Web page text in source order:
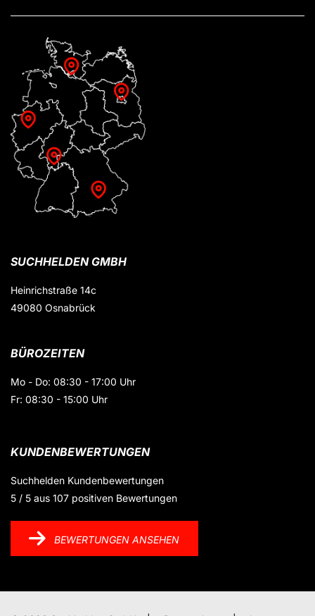
SUCHHELDEN GMBH
Heinrichstraße 14c
49080 Osnabrück
BÜROZEITEN
Mo - Do: 08:30 - 17:00 Uhr
Fr: 08:30 - 15:00 Uhr
KUNDENBEWERTUNGEN
Suchhelden Kundenbewertungen
5 / 5 aus 107 positiven Bewertungen
BEWERTUNGEN ANSEHEN